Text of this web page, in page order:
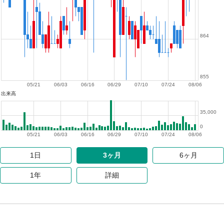
08/06
07/24
07/10
06/29
06/16
06/03
05/21
855
864
出来高
08/06
07/24
07/10
06/29
06/16
06/03
05/21
0
35,000
1日 3ヶ月 6ヶ月
1年 詳細